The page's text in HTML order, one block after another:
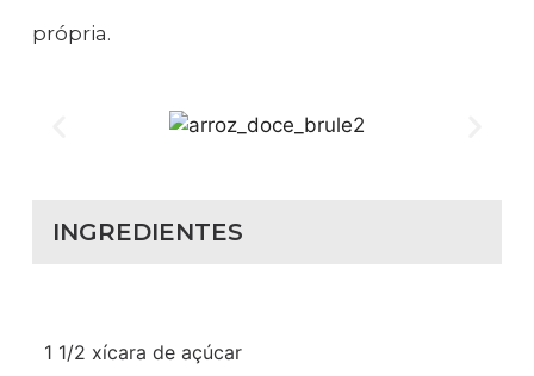
própria.
INGREDIENTES
1 1/2 xícara de açúcar